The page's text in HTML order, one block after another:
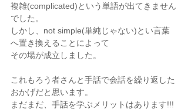
複雑(complicated)という単語が出てきません
でした。
しかし、not simple(単純じゃない)とい言葉
へ置き換えることによって
その場が成立しました。
これもろう者さんと手話で会話を繰り返した
おかげだと思います。
まだまだ、手話を学ぶメリットはあります!!!